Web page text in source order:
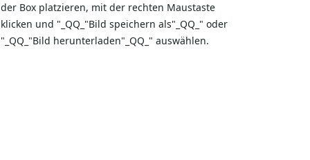
der Box platzieren, mit der rechten Maustaste
klicken und "_QQ_"Bild speichern als"_QQ_" oder
"_QQ_"Bild herunterladen"_QQ_" auswählen.